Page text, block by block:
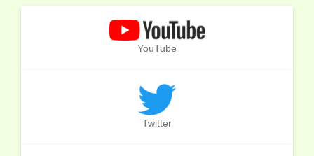
YouTube
Twitter